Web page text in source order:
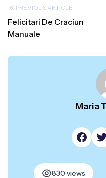
PREVIOUS ARTICLE
Felicitari De Craciun
Manuale
Maria
830 views